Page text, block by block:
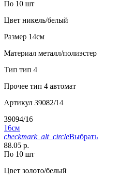
По 10 шт
Цвет никель/белый
Размер 14см
Материал металл/полиэстер
Тип тип 4
Прочее тип 4 автомат
Артикул 39082/14
39094/16
16см
checkmark_alt_circleВыбрать
88.05 р.
По 10 шт
Цвет золото/белый